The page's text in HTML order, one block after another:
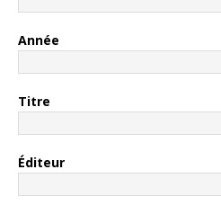
Année
Titre
Éditeur